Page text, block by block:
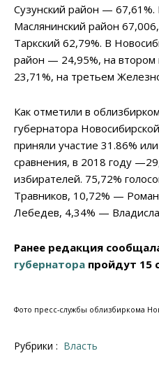
Сузунский район —
Маслянинский район
Таркский 62,79%. В
район — 24,95%, на втором
23,71%, на третьем
Как отметили в
губернатора
приняли участие 31.86%
сравнения, в 2018 году
избирателей. 75,72%
Травников, 10,72% —
Лебедев, 4,34% —
Ранее редакция
губернатора пройдут 15
Фото пресс-службы облизбиркома
Рубрики : Власть